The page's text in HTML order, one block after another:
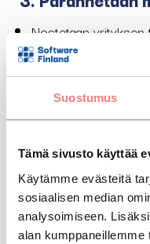
Suostumus
Tämä sivusto käyttää
Käytämme evästeitä
sosiaalisen median
analysoimiseen.
alan
Nostetaan
vaatimustasolle,
Ymmärretään ja
parantaa maailmaa
Saavutetaan
Ota yhteyttä, kun